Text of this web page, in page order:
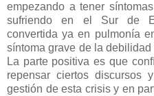
empezando a tener
sufriendo en el Sur de
convertida ya en pulmonía
síntoma grave de la
La parte positiva es que
repensar ciertos discursos
gestión de esta crisis y en